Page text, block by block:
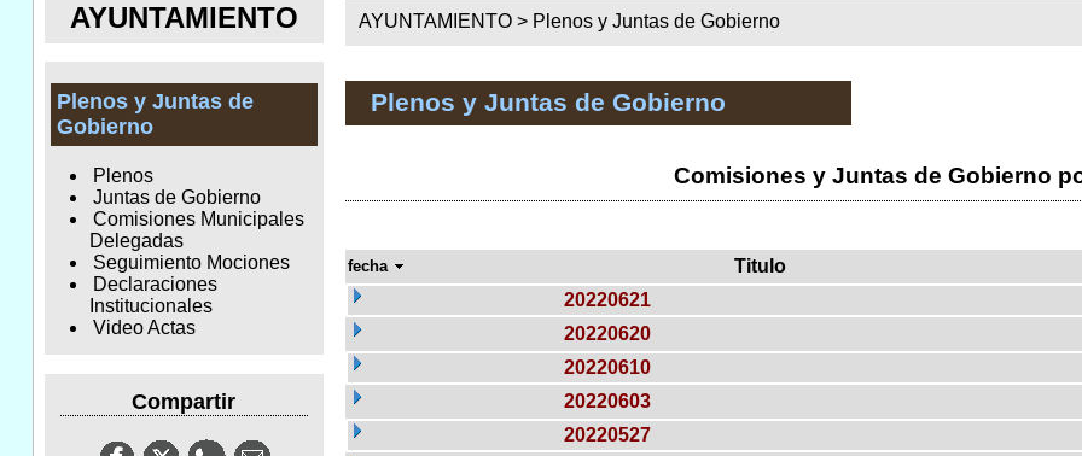
AYUNTAMIENTO
Plenos y Juntas de
Gobierno
Plenos
Juntas de Gobierno
Comisiones Municipales
Delegadas
Seguimiento Mociones
Declaraciones
Institucionales
Video Actas
Compartir
AYUNTAMIENTO > Plenos y Juntas de Gobierno
Plenos y Juntas de Gobierno
Comisiones y Juntas de Gobierno
fecha Titulo
20220621
20220620
20220610
20220603
20220527